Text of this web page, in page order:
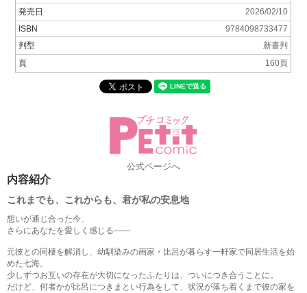
発売日
2026/02/10
ISBN
9784098733477
判型
新書判
頁
160頁
公式ページへ
内容紹介
これまでも、これからも、君が私の安息地
想いが通じ合った今、
さらにあなたを愛しく感じる――
元彼との同棲を解消し、幼馴染みの画家・比呂が暮らす一軒家で同居生活を始
めた七海。
少しずつお互いの存在が大切になったふたりは、ついにつき合うことに。
だけど、何者かが比呂につきまとい行為をして、状況が落ち着くまで彼の家を